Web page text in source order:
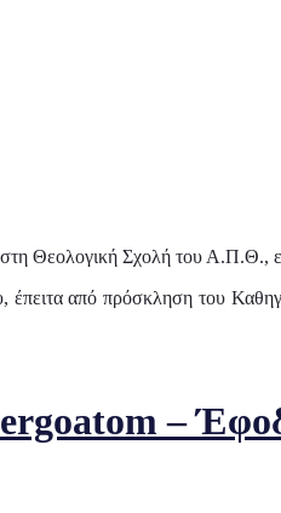
Θεολογική Σχολή του Α.Π.Θ.,
έπειτα από πρόσκληση του
–